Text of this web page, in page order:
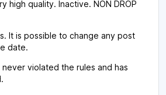
high quality. Inactive. NON DROP
It is possible to change any post
date.
violated the rules and has